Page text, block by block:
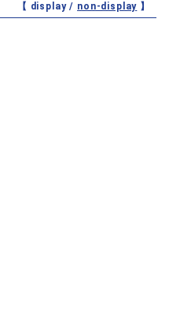
【 display / non-display 】